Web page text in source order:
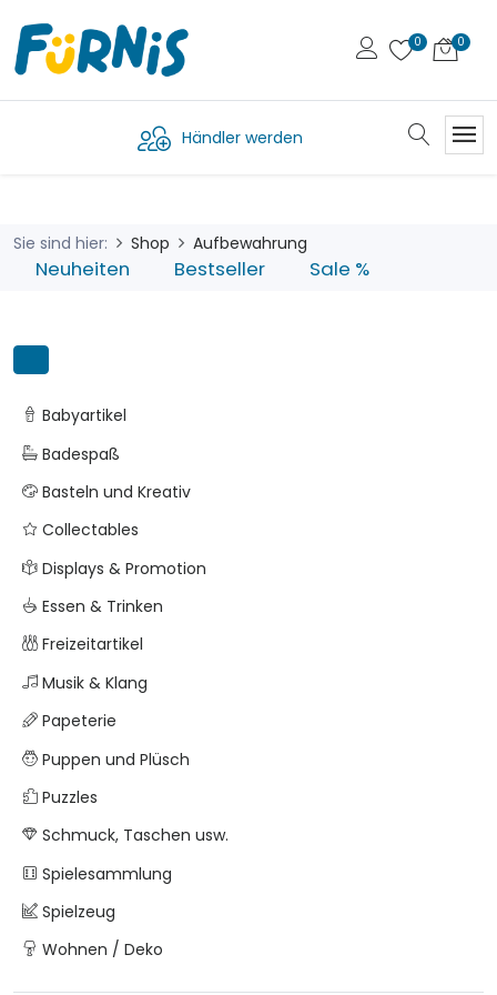
Händler werden
Sie sind hier: Shop Aufbewahrung
Neuheiten Bestseller Sale %
Babyartikel
Badespaß
Basteln und Kreativ
Collectables
Displays & Promotion
Essen & Trinken
Freizeitartikel
Musik & Klang
Papeterie
Puppen und Plüsch
Puzzles
Schmuck, Taschen usw.
Spielesammlung
Spielzeug
Wohnen / Deko